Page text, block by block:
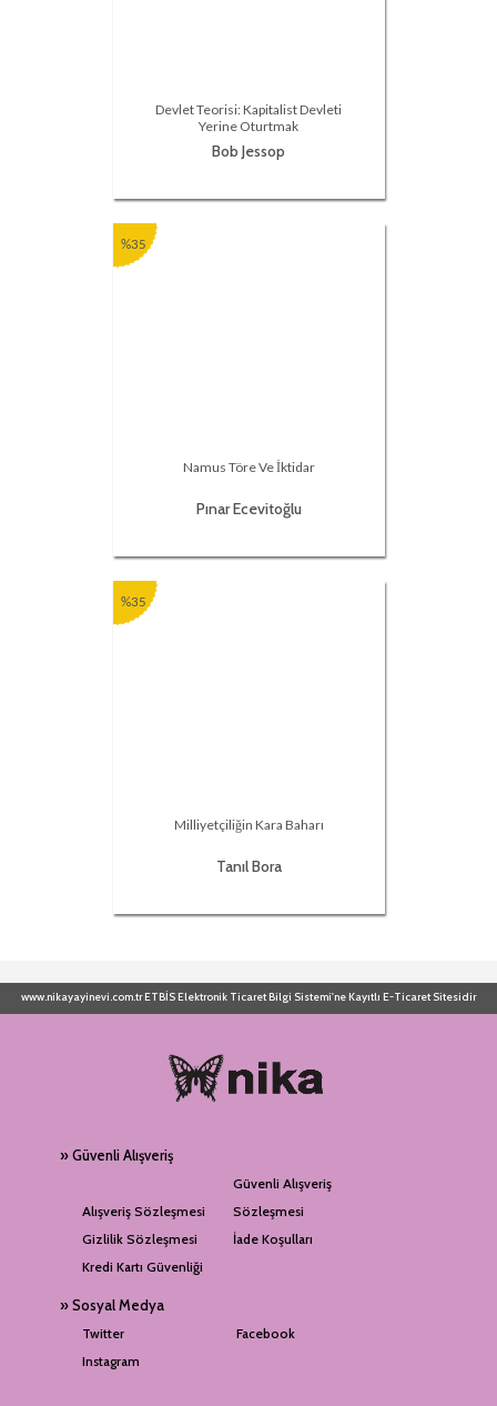
Devlet Teorisi: Kapitalist Devleti
Yerine Oturtmak
Bob Jessop
%35
Namus Töre Ve İktidar
Pınar Ecevitoğlu
%35
Milliyetçiliğin Kara Baharı
Tanıl Bora
www.nikayayinevi.com.tr ETBİS Elektronik Ticaret Bilgi Sistemi'ne Kayıtlı E-Ticaret Sitesidir
» Güvenli Alışveriş
Alışveriş Sözleşmesi
Güvenli Alışveriş
Sözleşmesi
Gizlilik Sözleşmesi
İade Koşulları
Kredi Kartı Güvenliği
» Sosyal Medya
Twitter
Facebook
Instagram